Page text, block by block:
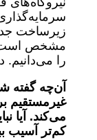
زیرساخت
مشخص است.
را می‌دانیم.
آن‌چه گفته
غیرمستقیم
می‌کند. آیا
کم‌تر آسیب